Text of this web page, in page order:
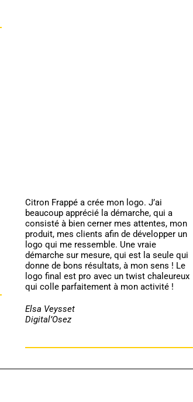
Citron Frappé a crée mon logo. J’ai
beaucoup apprécié la démarche, qui a
consisté à bien cerner mes attentes, mon
produit, mes clients afin de développer un
logo qui me ressemble. Une vraie
démarche sur mesure, qui est la seule qui
donne de bons résultats, à mon sens ! Le
logo final est pro avec un twist chaleureux
qui colle parfaitement à mon activité !
Elsa Veysset
Digital’Osez